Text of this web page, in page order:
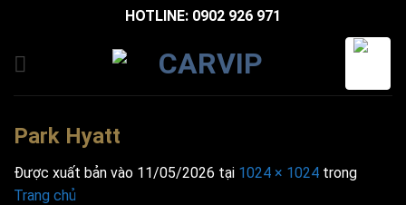
nội
HOTLINE: 0902 926 971
Park Hyatt
Được xuất bản vào 11/05/2026 tại 1024 × 1024 trong
Trang chủ